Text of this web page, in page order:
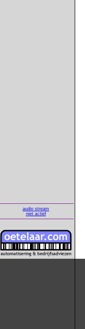
audio stream
niet actief